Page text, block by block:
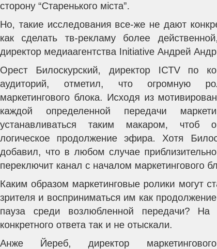
сторону “Старенького міста”.
Но, такие исследования все-же не дают
как сделать тв-рекламу более
директор медиаагентства Initiative Андрей
Орест Билоскурский, директор ICTV по
аудиторий, отметил, что огромную
маркетингового блока. Исходя из
каждой определенной передачи
устанавливаться таким макаром, чтоб
логическое продолжение эфира. Хотя
добавил, что в любом случае приблизительно
переключит канал с началом маркетингового
Каким образом маркетинговые ролики могут
зрителя и восприниматься им как
пауза среди возлюбленной передачи? На
конкретного ответа так и не отыскали.
Анже Йереб, директор